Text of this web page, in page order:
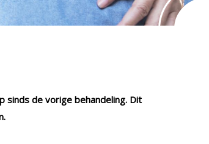
sinds de vorige behandeling. Dit